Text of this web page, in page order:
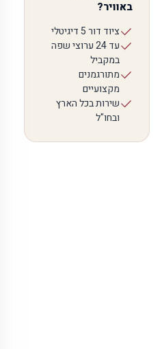
באוויר?
ציוד דור 5 דיגיטלי
עד 24 ערוצי שפה
במקביל
מתורגמנים
מקצועיים
שירות בכל הארץ
ובחו"ל